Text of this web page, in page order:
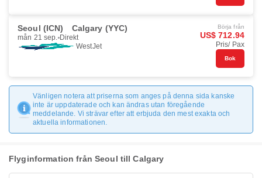
Seoul (ICN) Calgary (YYC)
mån 21 sep. Direkt
WestJet
Börja från
US$ 712.94
Pris/ Pax
Bok
Vänligen notera att priserna som anges på denna sida kanske
inte är uppdaterade och kan ändras utan föregående
meddelande. Vi strävar efter att erbjuda den mest exakta och
aktuella informationen.
Flyginformation från Seoul till Calgary